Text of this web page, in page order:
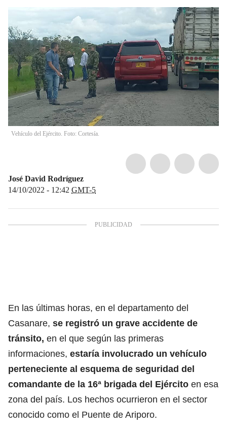
Vehículo del Ejército. Foto: Cortesía.
José David Rodríguez
14/10/2022 - 12:42 GMT-5
En las últimas horas, en el departamento del
Casanare, se registró un grave accidente de
tránsito, en el que según las primeras
informaciones, estaría involucrado un vehículo
perteneciente al esquema de seguridad del
comandante de la 16ª brigada del Ejército en esa
zona del país. Los hechos ocurrieron en el sector
conocido como el Puente de Ariporo.